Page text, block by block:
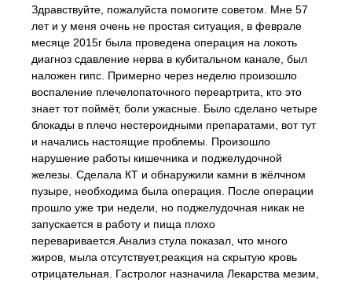
Здравствуйте, пожалуйста помогите советом. Мне 57
лет и у меня очень не простая ситуация, в феврале
месяце 2015г была проведена операция на локоть
диагноз сдавление нерва в кубитальном канале, был
наложен гипс. Примерно через неделю произошло
воспаление плечелопаточного переартрита, кто это
знает тот поймёт, боли ужасные. Было сделано четыре
блокады в плечо нестероидными препаратами, вот тут
и начались настоящие проблемы. Произошло
нарушение работы кишечника и поджелудочной
железы. Сделала КТ и обнаружили камни в жёлчном
пузыре, необходима была операция. После операции
прошло уже три недели, но поджелудочная никак не
запускается в работу и пища плохо
переваривается.Анализ стула показал, что много
жиров, мыла отсутствует,реакция на скрытую кровь
отрицательная. Гастролог назначила Лекарства мезим,